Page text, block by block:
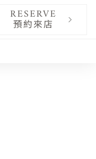
RESERVE
預約來店